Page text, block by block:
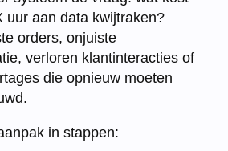
uur aan data kwijtraken?
orders, onjuiste
verloren klantinteracties of
die opnieuw moeten
in stappen: